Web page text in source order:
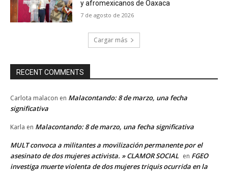
y afromexicanos de Oaxaca
7 de agosto de 2026
Cargar más
RECENT COMMENTS
Carlota malacon en Malacontando: 8 de marzo, una fecha
significativa
Karla en Malacontando: 8 de marzo, una fecha significativa
MULT convoca a militantes a movilización permanente por el
asesinato de dos mujeres activista. » CLAMOR SOCIAL en FGEO
investiga muerte violenta de dos mujeres triquis ocurrida en la